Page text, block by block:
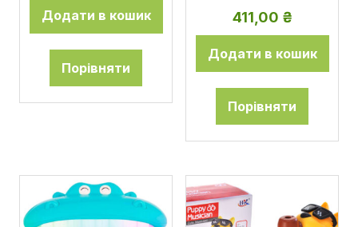
Додати в кошик
Порівняти
411,00 ₴
Додати в кошик
Порівняти